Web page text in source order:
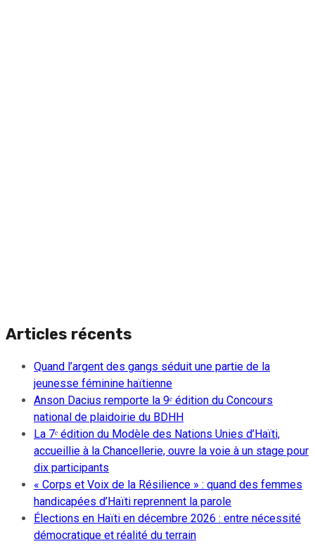
Articles récents
Quand l’argent des gangs séduit une partie de la
jeunesse féminine haïtienne
Anson Dacius remporte la 9ᵉ édition du Concours
national de plaidoirie du BDHH
La 7ᵉ édition du Modèle des Nations Unies d’Haïti,
accueillie à la Chancellerie, ouvre la voie à un stage pour
dix participants
« Corps et Voix de la Résilience » : quand des femmes
handicapées d’Haïti reprennent la parole
Élections en Haïti en décembre 2026 : entre nécessité
démocratique et réalité du terrain